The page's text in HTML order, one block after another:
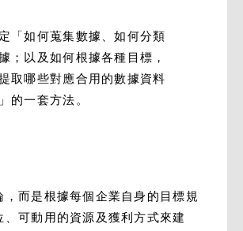
「如何蒐集數據、如何分類
；以及如何根據各種目標，
取哪些對應合用的數據資料
的一套方法。
，而是根據每個企業自身的目標規
、可動用的資源及獲利方式來建